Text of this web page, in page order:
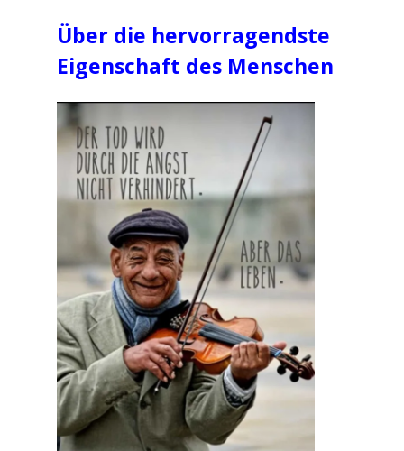
Über die hervorragendste
Eigenschaft des Menschen